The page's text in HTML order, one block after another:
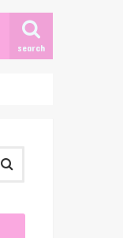
search